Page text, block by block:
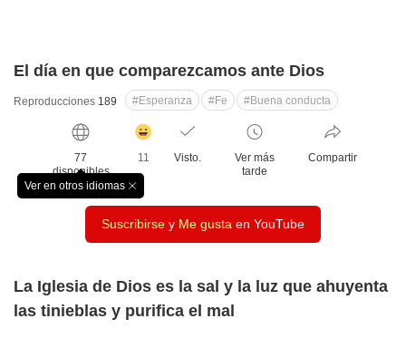
El día en que comparezcamos ante Dios
Reproducciones 189 #Esperanza #Fe #Buena conducta
77
disponibles
Ver en otros idiomas
창
기
11 Visto.
Ver más
tarde
Compartir
Suscribirse y Me gusta en YouTube
La Iglesia de Dios es la sal y la luz que ahuyenta
las tinieblas y purifica el mal